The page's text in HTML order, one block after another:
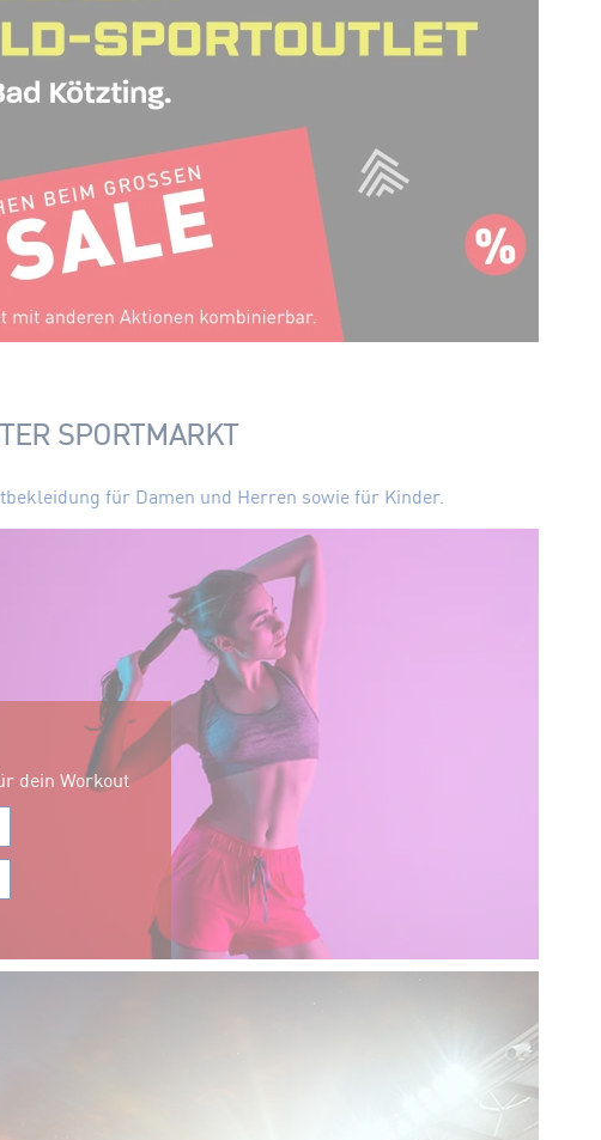
SPORTMARKT
für Damen und Herren sowie für Kinder.
dein Workout